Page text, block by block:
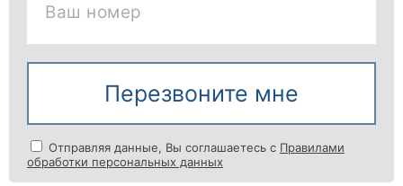
Ваш номер
Перезвоните мне
Отправляя данные, Вы соглашаетесь с Правилами
обработки персональных данных